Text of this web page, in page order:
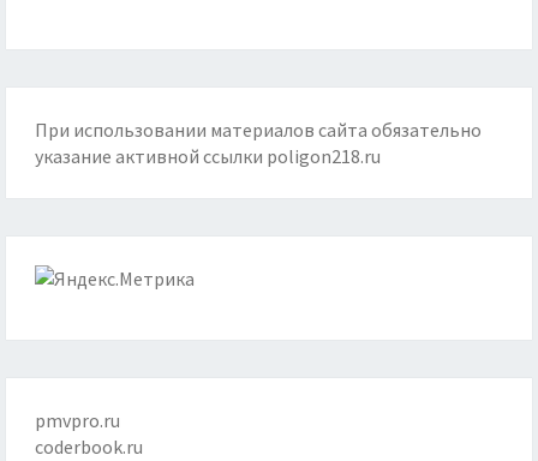
При использовании материалов сайта обязательно
указание активной ссылки poligon218.ru
pmvpro.ru
coderbook.ru